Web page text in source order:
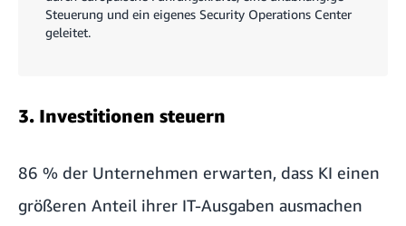
Steuerung und ein eigenes Security Operations Center
geleitet.
3. Investitionen steuern
86 % der Unternehmen erwarten, dass KI einen
größeren Anteil ihrer IT-Ausgaben ausmachen